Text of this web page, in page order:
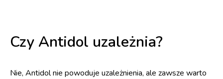
Czy Antidol uzależnia?
Nie, Antidol nie powoduje uzależnienia, ale zawsze warto